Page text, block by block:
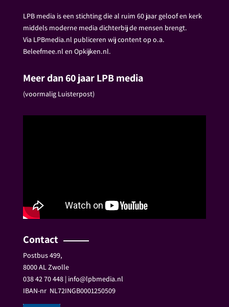
LPB media is een stichting die al ruim 60 jaar geloof en kerk
middels moderne media dichterbij de mensen brengt.
Via LPBmedia.nl publiceren wij content op o.a.
Beleefmee.nl en Opkijken.nl.
Meer dan 60 jaar LPB media
(voormalig Luisterpost)
Contact
Postbus 499,
8000 AL Zwolle
038 42 70 448 | info@lpbmedia.nl
IBAN-nr NL72INGB0001250509